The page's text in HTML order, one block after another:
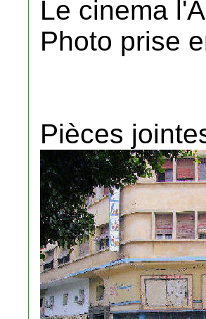
Le cinema
Photo prise
Pièces